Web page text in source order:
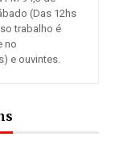
(Das 12hs
trabalho é
no
e ouvintes.